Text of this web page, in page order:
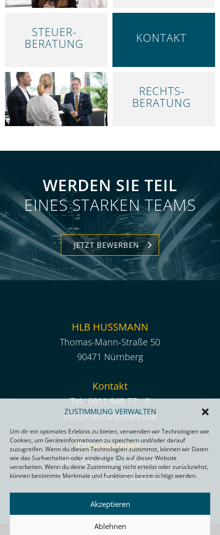
ZUSTIMMUNG VERWALTEN
Um dir ein optimales Erlebnis zu bieten, verwenden wir Technologien wie
Cookies, um Geräteinformationen zu speichern und/oder darauf
zuzugreifen. Wenn du diesen Technologien zustimmst, können wir Daten
wie das Surfverhalten oder eindeutige IDs auf dieser Website
verarbeiten. Wenn du deine Zustimmung nicht erteilst oder zurückziehst,
können bestimmte Merkmale und Funktionen beeinträchtigt werden.
Akzeptieren
Ablehnen
STEUER­
BERATUNG
ÜBER UNS
KONTAKT
RECHTS­
BERATUNG
WERDEN SIE TEIL
EINES STARKEN TEAMS
JETZT BEWERBEN
HLB HUSSMANN
Thomas-Mann-Straße 50
90471 Nürnberg
Kontakt
Tel.:0911 949 77 - 0
info@hlb-hussmann.de
Öffnungszeiten:
Mo. – Do.:8:00 – 16:00 Uhr
Fr.:
8:00 – 13:00 Uhr